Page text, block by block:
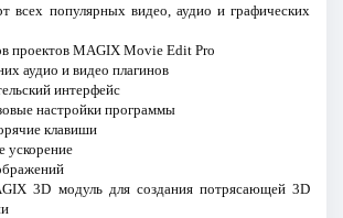
всех популярных видео, аудио и графических
проектов MAGIX Movie Edit Pro
аудио и видео плагинов
интерфейс
настройки программы
клавиши
ускорение
3D модуль для создания потрясающей 3D